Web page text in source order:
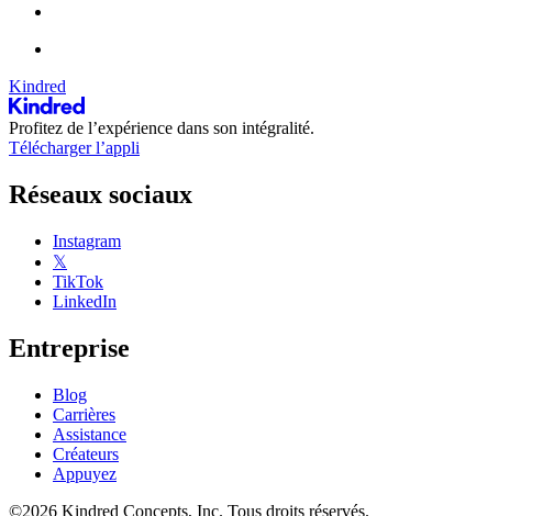
Kindred
Profitez de l’expérience dans son intégralité.
Télécharger l’appli
Réseaux sociaux
Instagram
𝕏
TikTok
LinkedIn
Entreprise
Blog
Carrières
Assistance
Créateurs
Appuyez
©2026 Kindred Concepts, Inc. Tous droits réservés.